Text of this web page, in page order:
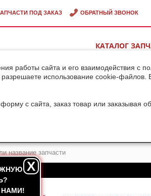
работы сайта и его взаимодействия с
использование cookie-файлов.
с сайта, заказ товар или заказывая
ПОД ЗАКАЗ ОБРАТНЫЙ ЗВОНОК
КАТАЛОГ
НАМИ!
X